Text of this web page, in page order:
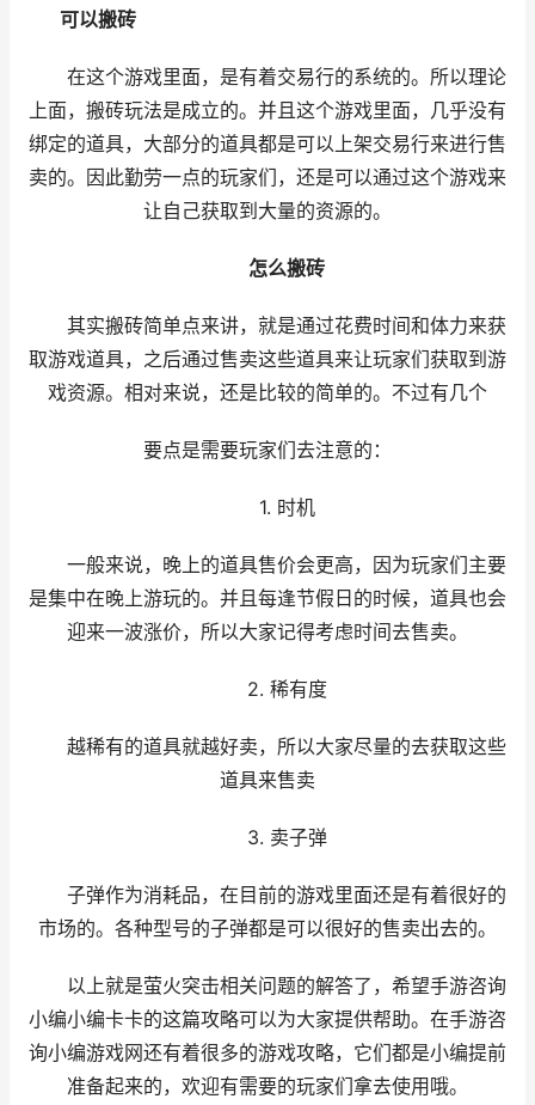
可以搬砖
在这个游戏里面，是有着交易行的系统的。所以理论
上面，搬砖玩法是成立的。并且这个游戏里面，几乎没有
绑定的道具，大部分的道具都是可以上架交易行来进行售
卖的。因此勤劳一点的玩家们，还是可以通过这个游戏来
让自己获取到大量的资源的。
怎么搬砖
其实搬砖简单点来讲，就是通过花费时间和体力来获
取游戏道具，之后通过售卖这些道具来让玩家们获取到游
戏资源。相对来说，还是比较的简单的。不过有几个
要点是需要玩家们去注意的：
1. 时机
一般来说，晚上的道具售价会更高，因为玩家们主要
是集中在晚上游玩的。并且每逢节假日的时候，道具也会
迎来一波涨价，所以大家记得考虑时间去售卖。
2. 稀有度
越稀有的道具就越好卖，所以大家尽量的去获取这些
道具来售卖
3. 卖子弹
子弹作为消耗品，在目前的游戏里面还是有着很好的
市场的。各种型号的子弹都是可以很好的售卖出去的。
以上就是萤火突击相关问题的解答了，希望手游咨询
小编小编卡卡的这篇攻略可以为大家提供帮助。在手游咨
询小编游戏网还有着很多的游戏攻略，它们都是小编提前
准备起来的，欢迎有需要的玩家们拿去使用哦。